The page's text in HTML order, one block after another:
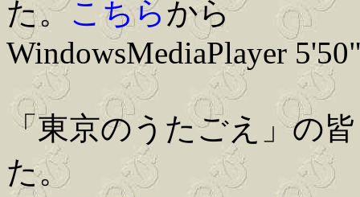
た。こちらから
WindowsMediaPlayer
「東京のうたごえ」の
た。